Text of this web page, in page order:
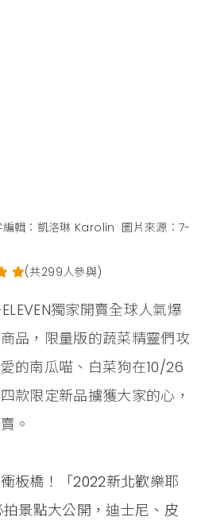
編輯：凱洛琳 Karolin 圖片來源：7-
(共299人參與)
獨家開賣全球人氣爆
品，限量版的蔬菜精靈們攻
的南瓜喵、白菜狗在10/26
款限定新品擄獲大家的心，
。
板橋！「2022新北歡樂耶
景點大公開，迪士尼、皮